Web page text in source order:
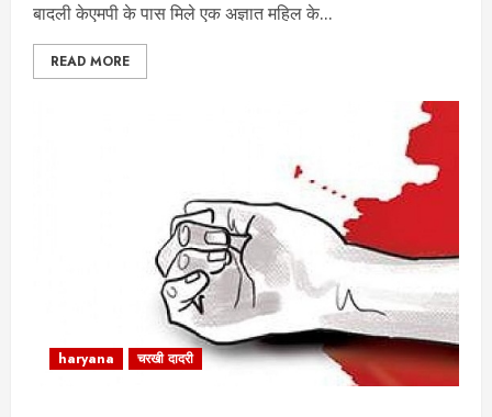
बादली केएमपी के पास मिले एक अज्ञात महिल के...
READ MORE
haryana चरखी दादरी